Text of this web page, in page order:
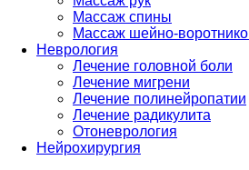
Массаж спины
Массаж шейно-
Неврология
Лечение головной боли
Лечение мигрени
Лечение полинейропатии
Лечение радикулита
Отоневрология
Нейрохирургия